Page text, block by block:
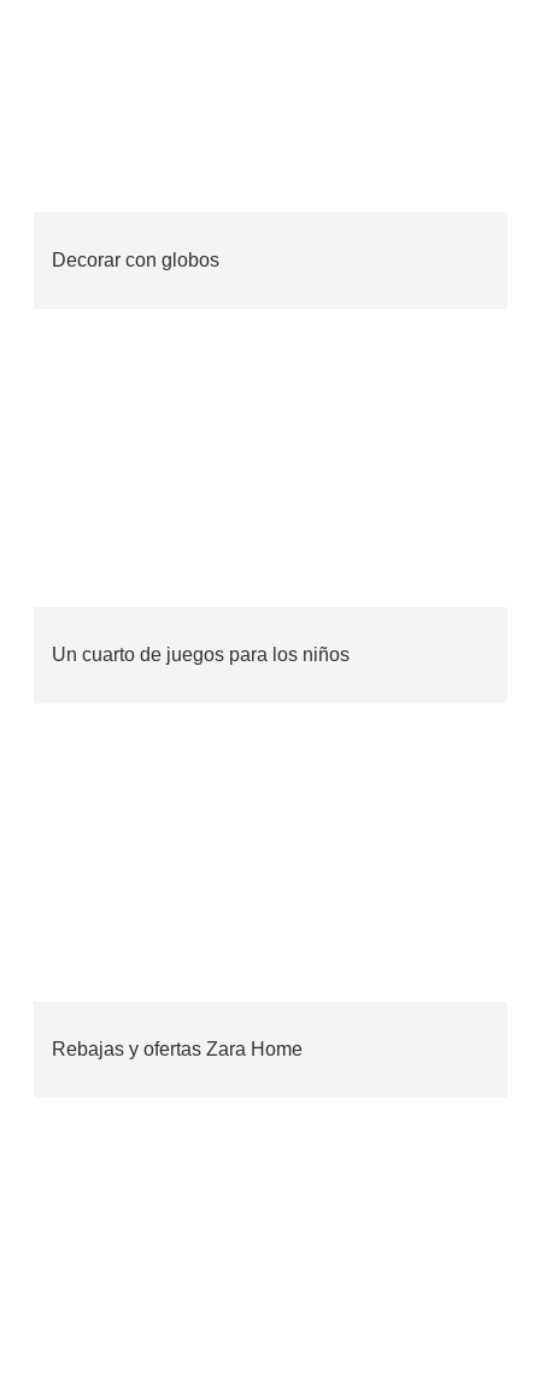
Decorar con globos
Un cuarto de juegos para los niños
Rebajas y ofertas Zara Home